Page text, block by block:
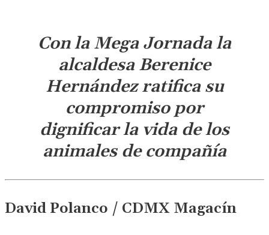
Con la Mega Jornada la
alcaldesa Berenice
Hernández ratifica su
compromiso por
dignificar la vida de los
animales de compañía
David Polanco / CDMX Magacín